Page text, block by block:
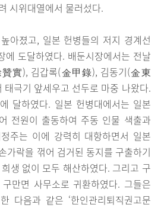
시위대열에서 물러섰다.
아졌고, 일본 헌병들의 저지 경계선
에 도달하였다. 배둔시장에서는 전날
贊實), 김갑록(金甲錄), 김동기(金東
극기 앞세우고 선두로 마중 나왔다.
달하였다. 일본 헌병대에서는 일본
전원이 출동하여 주동 인물 색출과
주는 이에 강력히 대항하면서 일본
가락을 꺾어 검거된 동지를 구출하기
생 없이 모두 해산하였다. 그리고 구
만면 사무소로 귀환하였다. 그들은
다음과 같은 ‘한인관리퇴직권고문